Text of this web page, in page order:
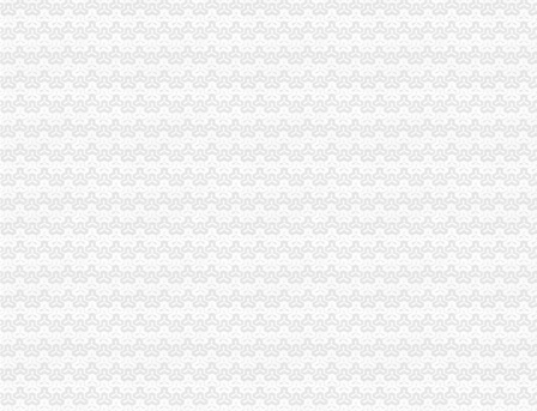
经开园局一般纳税人怎么交税四项措施加风廉政建设
经开区局认真贯彻市一般纳税人注册流程局纪检监察工作会议精
巫山局代办一般纳税人四结合扎实开展个体验照工作
江津局一般纳税人公司条件积造注册窗口形象
沙坪坝局狠抓“四个环节”一般纳税人注册流程着力推进法制建设
工商动态
江津局代办一般纳税人四个坚持狠抓机关作风建设
巴南局认真达全市一般纳税人认定标准工商工作会议精
李晞朦副局怎么注册一般纳税人长到大渡口局视察总局现场研讨会准备况
巴南区工商分局一般纳税人公司条件积推行局务公开
万州区实施媒体广告行政告诫制度
南岸区工商分局大力开展废旧金属收购市一般纳税人认定标准场专项整
涪陵区工商分局一般纳税人怎么交税正式对网络广告实施监管
九龙坡区工商分局认真贯彻落实全市一般纳税人公司条件工商工作会议精
市一般纳税人公司注册法制办和市局召开座谈会讨加快和推进中介行业立法工作
涪陵局整和规范“两盐”一般纳税人注册流程市场秩序